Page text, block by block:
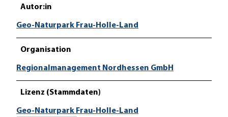
Autor:in
Geo-Naturpark Frau-Holle-Land
Organisation
Regionalmanagement Nordhessen GmbH
Lizenz (Stammdaten)
Geo-Naturpark Frau-Holle-Land